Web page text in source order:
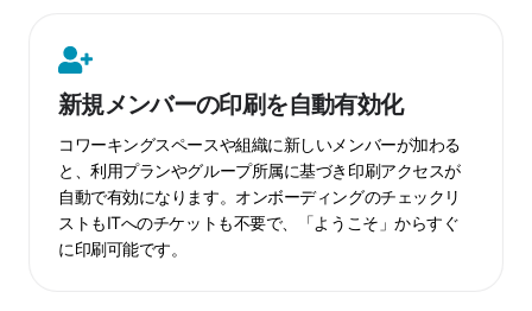
に
対
応
新規メンバーの印刷を自動有効化
コワーキングスペースや組織に新しいメンバーが加わる
と、利用プランやグループ所属に基づき印刷アクセスが
自動で有効になります。オンボーディングのチェックリ
ストもITへのチケットも不要で、「ようこそ」からすぐ
に印刷可能です。
新
規
メ
ン
バ
ー
の
印